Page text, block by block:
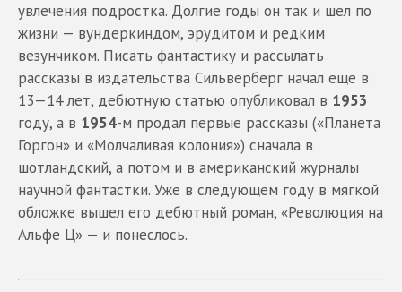
увлечения подростка. Долгие годы он так и шел по
жизни — вундеркиндом, эрудитом и редким
везунчиком. Писать фантастику и рассылать
рассказы в издательства Сильверберг начал еще в
13—14 лет, дебютную статью опубликовал в 1953
году, а в 1954-м продал первые рассказы («Планета
Горгон» и «Молчаливая колония») сначала в
шотландский, а потом и в американский журналы
научной фантастки. Уже в следующем году в мягкой
обложке вышел его дебютный роман, «Революция на
Альфе Ц» — и понеслось.